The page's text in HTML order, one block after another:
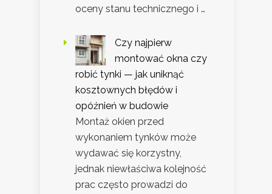
oceny stanu technicznego i …
Czy najpierw
montować okna czy
robić tynki — jak uniknąć
kosztownych błędów i
opóźnień w budowie
Montaż okien przed
wykonaniem tynków może
wydawać się korzystny,
jednak niewłaściwa kolejność
prac często prowadzi do